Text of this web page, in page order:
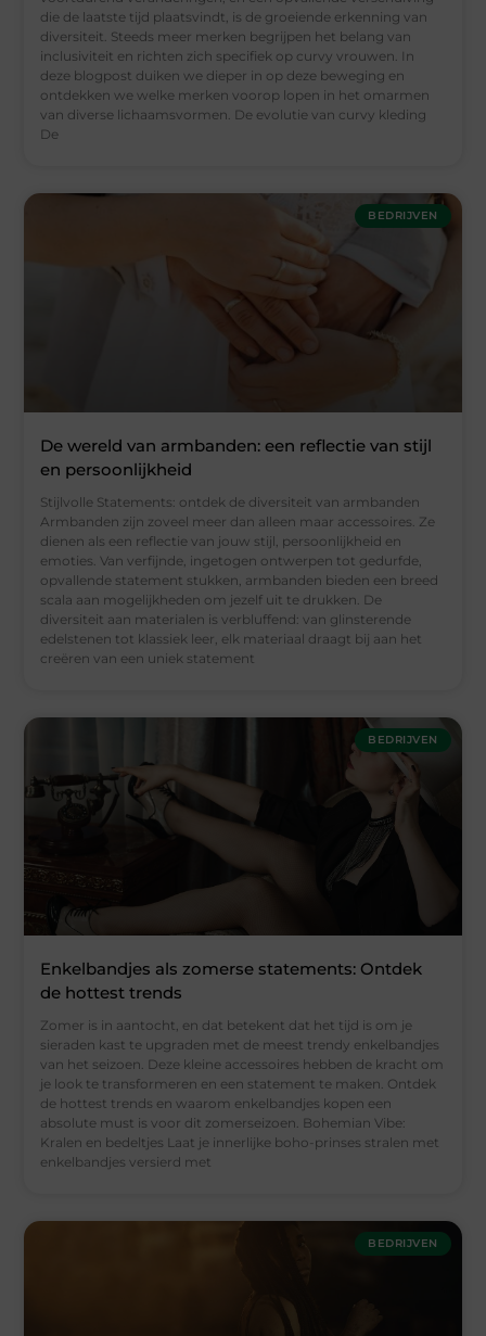
die de laatste tijd plaatsvindt, is de groeiende erkenning van
diversiteit. Steeds meer merken begrijpen het belang van
inclusiviteit en richten zich specifiek op curvy vrouwen. In
deze blogpost duiken we dieper in op deze beweging en
ontdekken we welke merken voorop lopen in het omarmen
van diverse lichaamsvormen. De evolutie van curvy kleding
De
BEDRIJVEN
De wereld van armbanden: een reflectie van stijl
en persoonlijkheid
Stijlvolle Statements: ontdek de diversiteit van armbanden
Armbanden zijn zoveel meer dan alleen maar accessoires. Ze
dienen als een reflectie van jouw stijl, persoonlijkheid en
emoties. Van verfijnde, ingetogen ontwerpen tot gedurfde,
opvallende statement stukken, armbanden bieden een breed
scala aan mogelijkheden om jezelf uit te drukken. De
diversiteit aan materialen is verbluffend: van glinsterende
edelstenen tot klassiek leer, elk materiaal draagt bij aan het
creëren van een uniek statement
BEDRIJVEN
Enkelbandjes als zomerse statements: Ontdek
de hottest trends
Zomer is in aantocht, en dat betekent dat het tijd is om je
sieraden kast te upgraden met de meest trendy enkelbandjes
van het seizoen. Deze kleine accessoires hebben de kracht om
je look te transformeren en een statement te maken. Ontdek
de hottest trends en waarom enkelbandjes kopen een
absolute must is voor dit zomerseizoen. Bohemian Vibe:
Kralen en bedeltjes Laat je innerlijke boho-prinses stralen met
enkelbandjes versierd met
BEDRIJVEN